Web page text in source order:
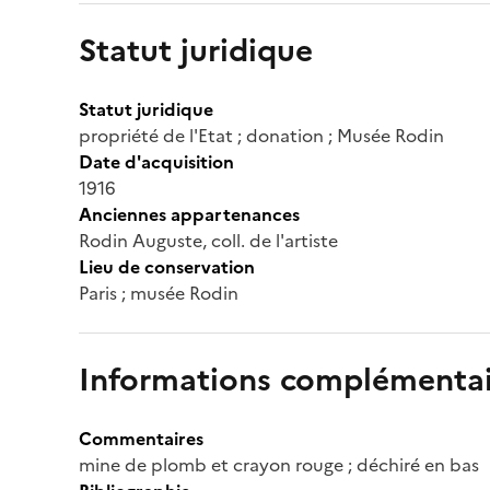
Statut juridique
Statut juridique
propriété de l'Etat ; donation ; Musée Rodin
Date d'acquisition
1916
Anciennes appartenances
Rodin Auguste, coll. de l'artiste
Lieu de conservation
Paris ; musée Rodin
Informations
Commentaires
mine de plomb et crayon rouge ; déchiré en bas